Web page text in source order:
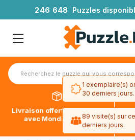
246 648 Puzzles
Livraison offerte dès 39€*
avec Mondial Relay
1 exemplaire(s)
30 derniers jours.
89 visite(s) sur
derniers jours.